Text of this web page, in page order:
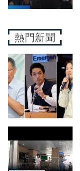
熱門新聞